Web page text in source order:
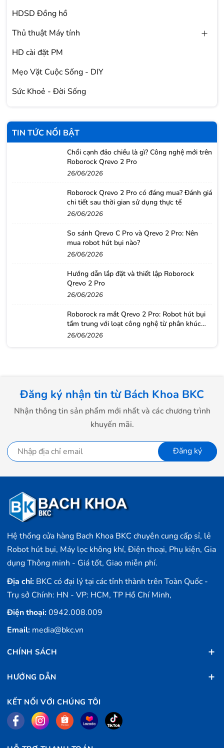
HDSD Đồng hồ
Thủ thuật Máy tính
HD cài đặt PM
Mẹo Vặt Cuộc Sống - DIY
Sức Khoẻ - Đời Sống
TIN TỨC NỔI BẬT
Chổi cạnh đảo chiều là gì? Công nghệ mới trên
Roborock Qrevo 2 Pro
26/06/2026
Roborock Qrevo 2 Pro có đáng mua? Đánh giá
chi tiết sau thời gian sử dụng thực tế
26/06/2026
So sánh Qrevo C Pro và Qrevo 2 Pro: Nên
mua robot hút bụi nào?
26/06/2026
Hướng dẫn lắp đặt và thiết lập Roborock
Qrevo 2 Pro
26/06/2026
Roborock ra mắt Qrevo 2 Pro: Robot hút bụi
tầm trung với loạt công nghệ từ phân khúc
cao cấp
26/06/2026
Đăng ký nhận tin từ Bách Khoa BKC
Nhận thông tin sản phẩm mới nhất và các chương trình
khuyến mãi.
Đăng ký
Hệ thống cửa hàng Bach Khoa BKC chuyên cung cấp sỉ, lẻ
Robot hút bụi, Máy lọc không khí, Điện thoại, Phụ kiện, Gia
dụng Thông minh - Giá tốt, Giao miễn phí.
Địa chỉ: BKC có đại lý tại các tỉnh thành trên Toàn Quốc -
Trụ sở Chính: HN - VP: HCM, TP Hồ Chí Minh,
Điện thoại:0942.008.009
Email: media@bkc.vn
CHÍNH SÁCH
HƯỚNG DẪN
KẾT NỐI VỚI CHÚNG TÔI